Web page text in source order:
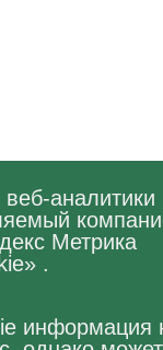
веб-аналитики
Метрика
.
информация